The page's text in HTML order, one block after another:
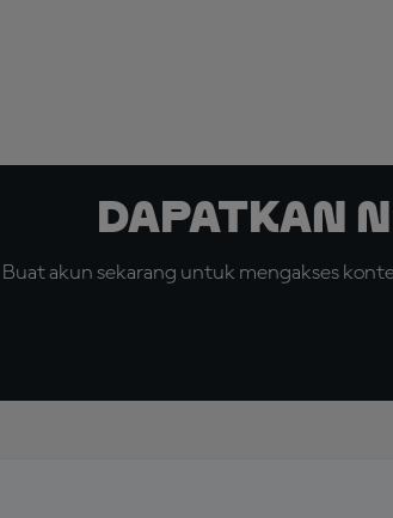
Dapatkan
Buat akun sekarang untuk mengakses